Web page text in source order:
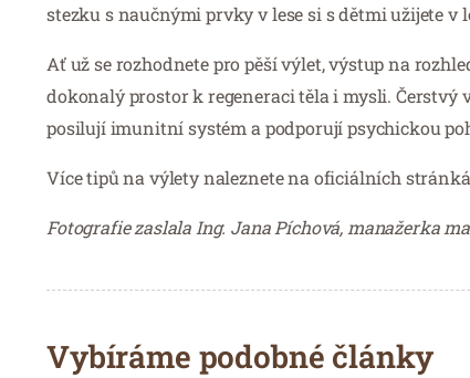
stezku s naučnými prvky v lese si s dětmi užijete v
Ať už se rozhodnete pro pěší výlet, výstup na
dokonalý prostor k regeneraci těla i mysli.
posilují imunitní systém a podporují psychickou
Více tipů na výlety naleznete na oficiálních
Fotografie zaslala Ing. Jana Píchová, manažerka
Vybíráme podobné články